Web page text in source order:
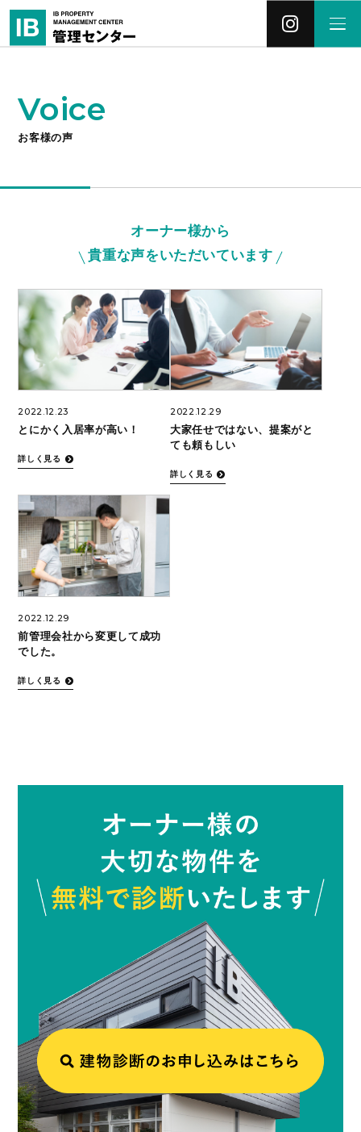
Voice
お客様の声
オーナー様から
貴重な声をいただいています
2022.12.23
とにかく入居率が高い！
詳しく見る
2022.12.29
大家任せではない、提案がと
ても頼もしい
詳しく見る
2022.12.29
前管理会社から変更して成功
でした。
詳しく見る